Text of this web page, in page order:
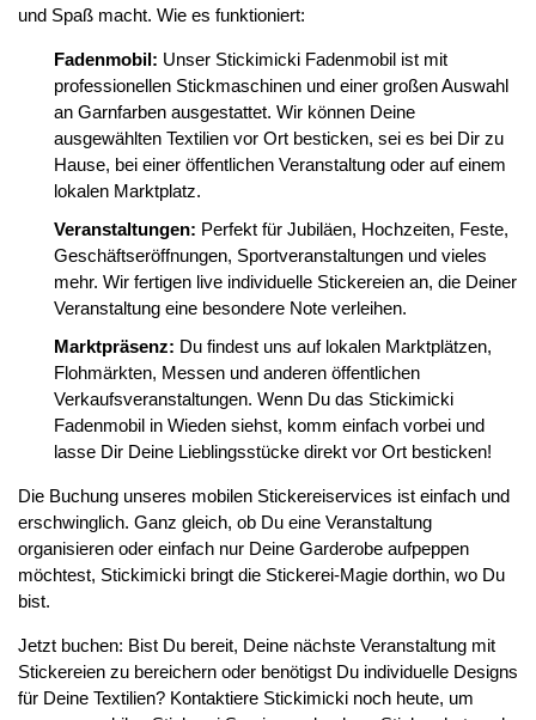
und Spaß macht. Wie es funktioniert:
Fadenmobil: Unser Stickimicki Fadenmobil ist mit
professionellen Stickmaschinen und einer großen Auswahl
an Garnfarben ausgestattet. Wir können Deine
ausgewählten Textilien vor Ort besticken, sei es bei Dir zu
Hause, bei einer öffentlichen Veranstaltung oder auf einem
lokalen Marktplatz.
Veranstaltungen: Perfekt für Jubiläen, Hochzeiten, Feste,
Geschäftseröffnungen, Sportveranstaltungen und vieles
mehr. Wir fertigen live individuelle Stickereien an, die Deiner
Veranstaltung eine besondere Note verleihen.
Marktpräsenz: Du findest uns auf lokalen Marktplätzen,
Flohmärkten, Messen und anderen öffentlichen
Verkaufsveranstaltungen. Wenn Du das Stickimicki
Fadenmobil in Wieden siehst, komm einfach vorbei und
lasse Dir Deine Lieblingsstücke direkt vor Ort besticken!
Die Buchung unseres mobilen Stickereiservices ist einfach und
erschwinglich. Ganz gleich, ob Du eine Veranstaltung
organisieren oder einfach nur Deine Garderobe aufpeppen
möchtest, Stickimicki bringt die Stickerei-Magie dorthin, wo Du
bist.
Jetzt buchen: Bist Du bereit, Deine nächste Veranstaltung mit
Stickereien zu bereichern oder benötigst Du individuelle Designs
für Deine Textilien? Kontaktiere Stickimicki noch heute, um